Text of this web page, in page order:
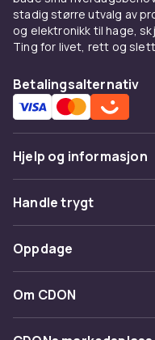
stadig større utvalg av
og elektronikk til hage,
Ting for livet, rett og
Betalingsalternativ
Hjelp og informasjon
Vanlige spørsmål
Spor pakke
Angre & returner her
Kontakt oss
Handle trygt
Betaling
Levering
Oppdage
Kategorier
Varemerker
Om CDON
Om oss